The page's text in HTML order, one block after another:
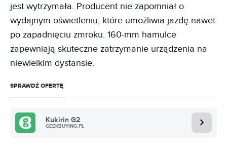
jest wytrzymała. Producent nie zapomniał o
wydajnym oświetleniu, które umożliwia jazdę nawet
po zapadnięciu zmroku. 160-mm hamulce
zapewniają skuteczne zatrzymanie urządzenia na
niewielkim dystansie.
SPRAWDŹ OFERTĘ
Kukirin G2
GEEKBUYING.PL